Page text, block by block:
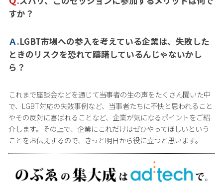
すか？
Ａ.LGBT市場への参入を考えている企業は、失敗した
ときのリスクを恐れて躊躇しているんじゃないかし
ら？
これまで座談会などを通じて当事者の生の声をたくさん聞いた中
で、LGBT対応の失敗事例など、当事者たちに不快と思われること
やその反対に喜ばれることなど、企業が気になるポイントをご紹
介します。その上で、企業にこれだけはぜひやってほしいという
ことをお伝えするので、きっと明日から役に立つと思います。